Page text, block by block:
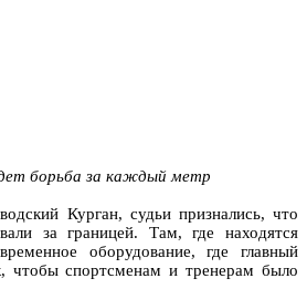
борьба за каждый метр
Курган, судьи признались, что
за границей. Там, где находятся
оборудование, где главный
чтобы спортсменам и тренерам было